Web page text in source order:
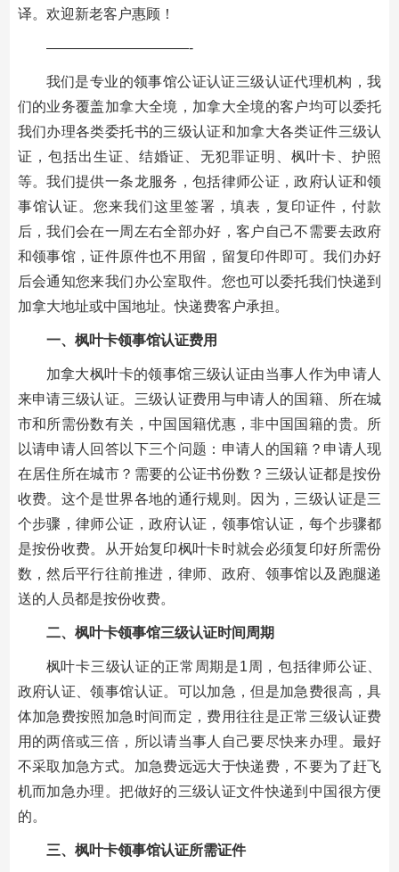
译。欢迎新老客户惠顾！
——————————-
我们是专业的领事馆公证认证三级认证代理机构，我
们的业务覆盖加拿大全境，加拿大全境的客户均可以委托
我们办理各类委托书的三级认证和加拿大各类证件三级认
证，包括出生证、结婚证、无犯罪证明、枫叶卡、护照
等。我们提供一条龙服务，包括律师公证，政府认证和领
事馆认证。您来我们这里签署，填表，复印证件，付款
后，我们会在一周左右全部办好，客户自己不需要去政府
和领事馆，证件原件也不用留，留复印件即可。我们办好
后会通知您来我们办公室取件。您也可以委托我们快递到
加拿大地址或中国地址。快递费客户承担。
一、枫叶卡领事馆认证费用
加拿大枫叶卡的领事馆三级认证由当事人作为申请人
来申请三级认证。三级认证费用与申请人的国籍、所在城
市和所需份数有关，中国国籍优惠，非中国国籍的贵。所
以请申请人回答以下三个问题：申请人的国籍？申请人现
在居住所在城市？需要的公证书份数？三级认证都是按份
收费。这个是世界各地的通行规则。因为，三级认证是三
个步骤，律师公证，政府认证，领事馆认证，每个步骤都
是按份收费。从开始复印枫叶卡时就会必须复印好所需份
数，然后平行往前推进，律师、政府、领事馆以及跑腿递
送的人员都是按份收费。
二、枫叶卡领事馆三级认证时间周期
枫叶卡三级认证的正常周期是1周，包括律师公证、
政府认证、领事馆认证。可以加急，但是加急费很高，具
体加急费按照加急时间而定，费用往往是正常三级认证费
用的两倍或三倍，所以请当事人自己要尽快来办理。最好
不采取加急方式。加急费远远大于快递费，不要为了赶飞
机而加急办理。把做好的三级认证文件快递到中国很方便
的。
三、枫叶卡领事馆认证所需证件